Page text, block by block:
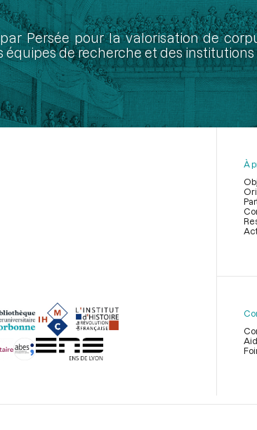
Persée pour la valorisation de
de recherche et des
page
À